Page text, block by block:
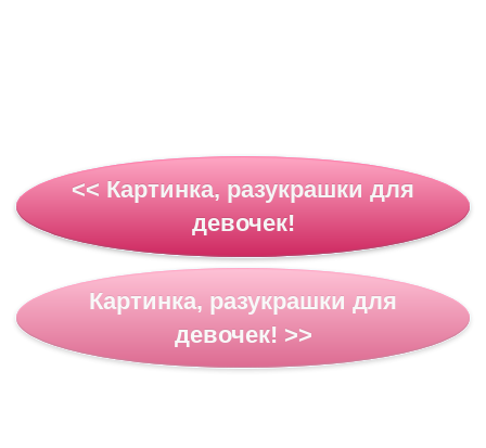
<< Картинка, разукрашки для
девочек!
Картинка, разукрашки для
девочек! >>